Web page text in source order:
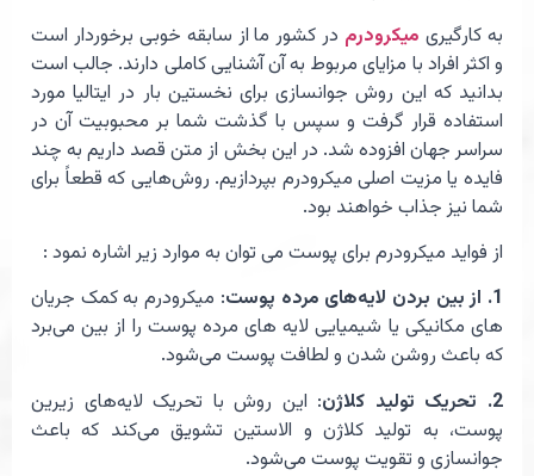
به کارگیری میکرودرم در کشور ما از سابقه خوبی برخوردار است
و اکثر افراد با مزایای مربوط به آن آشنایی کاملی دارند. جالب است
بدانید که این روش جوانسازی برای نخستین بار در ایتالیا مورد
استفاده قرار گرفت و سپس با گذشت شما بر محبوبیت آن در
سراسر جهان افزوده شد. در این بخش از متن قصد داریم به چند
فایده یا مزیت اصلی میکرودرم بپردازیم. روش‌هایی که قطعاً برای
شما نیز جذاب خواهند بود.
از فواید میکرودرم برای پوست می توان به موارد زیر اشاره نمود :
1. از بین بردن لایه‌های مرده پوست
: میکرودرم به کمک جریان
های مکانیکی یا شیمیایی لایه های مرده پوست را از بین می‌برد
که باعث روشن شدن و لطافت پوست می‌شود.
2. تحریک تولید کلاژن
: این روش با تحریک لایه‌های زیرین
پوست، به تولید کلاژن و الاستین تشویق می‌کند که باعث
جوانسازی و تقویت پوست می‌شود.